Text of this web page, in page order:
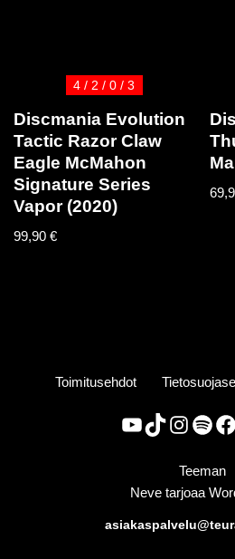
4 / 2 / 0 / 3
Discmania Evolution
Tactic Razor Claw
Eagle McMahon
Signature Series
Vapor (2020)
99,90 €
Toimitusehdot
Teeman
Nevetarjoaa